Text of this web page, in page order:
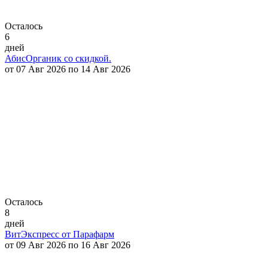
Осталось
6
дней
АбисОрганик со скидкой.
от 07 Авг 2026 по 14 Авг 2026
Осталось
8
дней
ВитЭкспресс от Парафарм
от 09 Авг 2026 по 16 Авг 2026